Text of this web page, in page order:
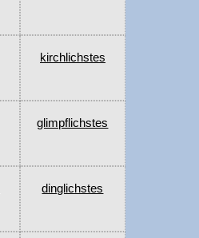
kirchlichstes
glimpflichstes
dinglichstes